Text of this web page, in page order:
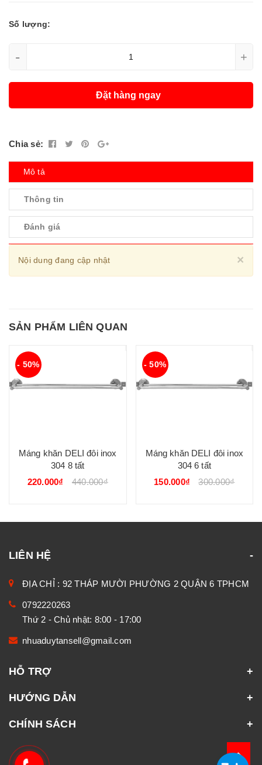
Số lượng:
- +
Đặt hàng ngay
Chia sẻ:
Mô tả
Thông tin
Đánh giá
×
Nội dung đang cập nhật
SẢN PHẨM LIÊN QUAN
- 50%
Máng khăn DELI đôi inox
304 8 tất
220.000₫
440.000₫
- 50%
Máng khăn DELI đôi inox
304 6 tất
150.000₫
300.000₫
LIÊN HỆ
ĐỊA CHỈ : 92 THÁP MƯỜI PHƯỜNG 2 QUẬN 6 TPHCM
0792220263
Thứ 2 - Chủ nhật: 8:00 - 17:00
nhuaduytansell@gmail.com
HỖ TRỢ
HƯỚNG DẪN
CHÍNH SÁCH